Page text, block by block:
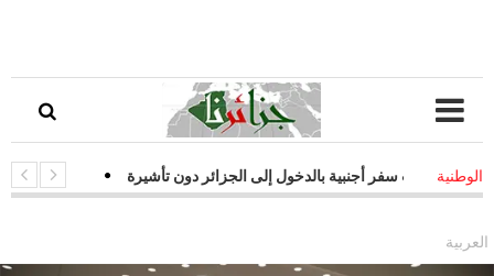
الوطنيةسفر أجنبية بالدخول إلى الجزائر دون تأشيرة - قفزة نوعية في
العربية